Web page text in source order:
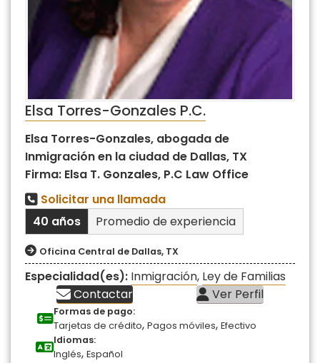
Elsa Torres-Gonzales P.C.
Elsa Torres-Gonzales, abogada de
Inmigración en la ciudad de Dallas, TX
Firma: Elsa T. Gonzales, P.C Law Office
Solicitar una llamada
40 años
Promedio de experiencia
Oficina Central de Dallas, TX
Especialidad(es): Inmigración, Ley de Familias
Contactar
Ver Perfil
Formas de pago:
Tarjetas de crédito, Pagos móviles, Efectivo
Idiomas:
Inglés, Español